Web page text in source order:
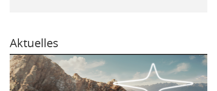
Aktuelles